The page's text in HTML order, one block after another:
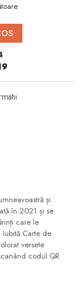
și
în 2021 și se
care le
Iubită Carte de
versete
codul QR